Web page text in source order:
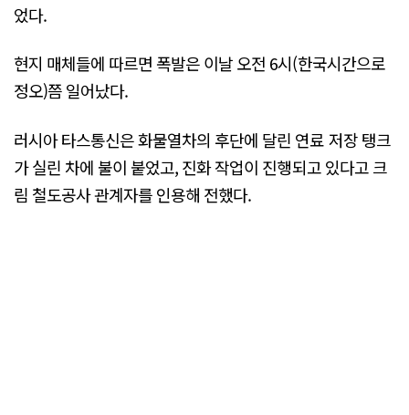
었다.
현지 매체들에 따르면 폭발은 이날 오전 6시(한국시간으로
정오)쯤 일어났다.
러시아 타스통신은 화물열차의 후단에 달린 연료 저장 탱크
가 실린 차에 불이 붙었고, 진화 작업이 진행되고 있다고 크
림 철도공사 관계자를 인용해 전했다.